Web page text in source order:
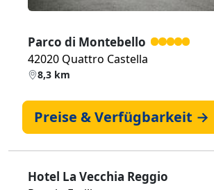
Parco di Montebello
42020 Quattro Castella
8,3 km
Preise & Verfügbarkeit →
Hotel La Vecchia Reggio